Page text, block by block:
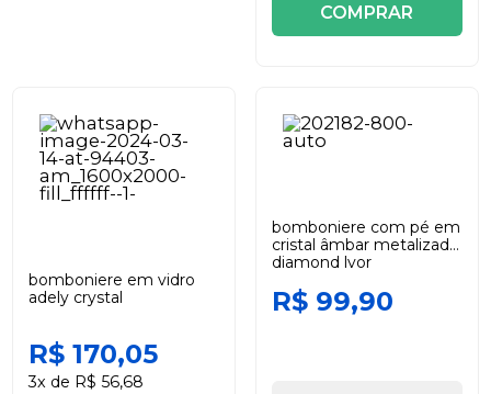
COMPRAR
bomboniere em vidro
adely crystal
R$ 170,05
3x de R$ 56,68
bomboniere com pé em
cristal âmbar metalizado
diamond lyor
R$ 99,90